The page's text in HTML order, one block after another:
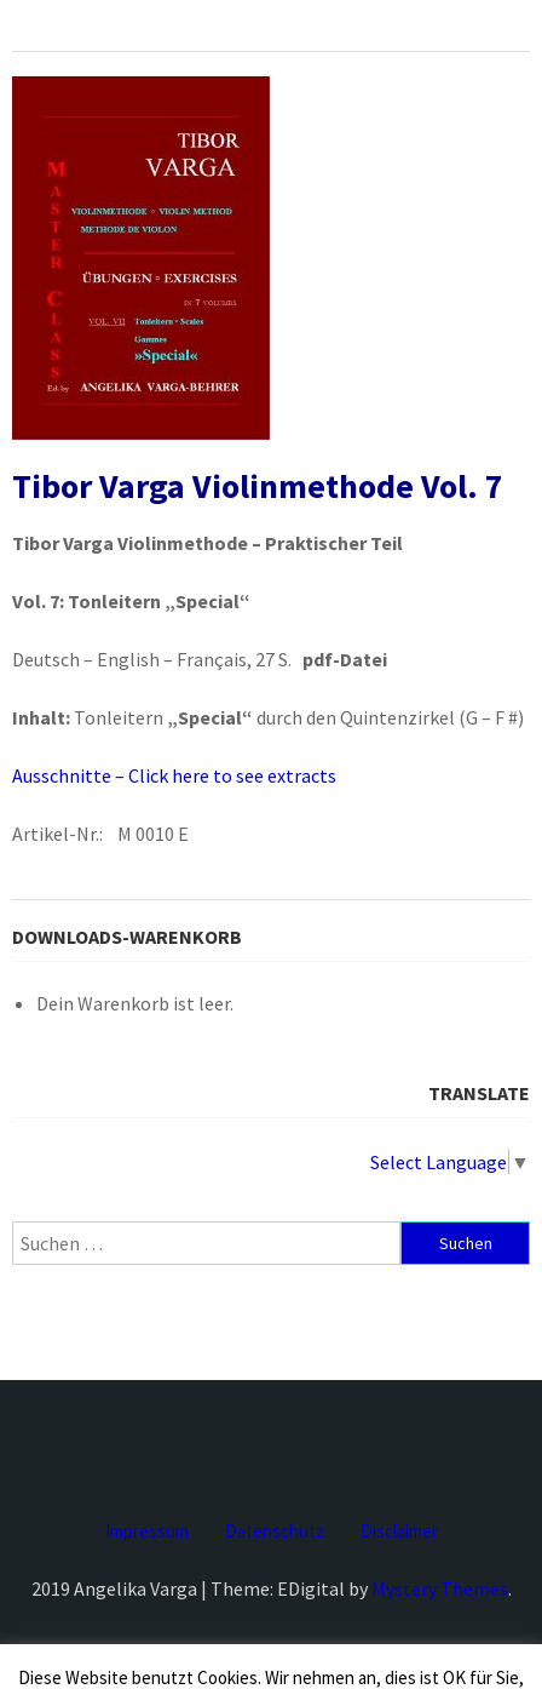
Tibor Varga Violinmethode Vol. 7
Tibor Varga Violinmethode – Praktischer Teil
Vol. 7: Tonleitern „Special“
Deutsch – English – Français, 27 S. pdf-Datei
Inhalt: Tonleitern „Special“ durch den Quintenzirkel (G – F #)
Ausschnitte – Click here to see extracts
Artikel-Nr.: M 0010 E
DOWNLOADS-WARENKORB
Dein Warenkorb ist leer.
TRANSLATE
Select Language ▼
Suchen
nach:
Impressum Datenschutz Disclaimer
2019 Angelika Varga | Theme: EDigital by Mystery Themes.
Diese Website benutzt Cookies. Wir nehmen an, dies ist OK für Sie,